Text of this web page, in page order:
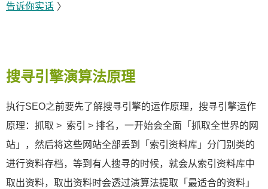
告诉你实话 〉
搜寻引擎演算法原理
执行SEO之前要先了解搜寻引擎的运作原理，搜寻引擎运作
原理：抓取 > 索引 > 排名，一开始会全面「抓取全世界的网
站」，然后将这些网站全部丢到「索引资料库」分门别类的
进行资料存档，等到有人搜寻的时候，就会从索引资料库中
取出资料，取出资料时会透过演算法提取「最适合的资料」